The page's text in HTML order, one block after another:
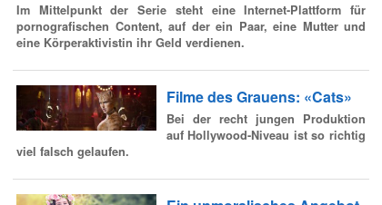
Im Mittelpunkt der Serie steht eine Internet-Plattform für
pornografischen Content, auf der ein Paar, eine Mutter und
eine Körperaktivistin ihr Geld verdienen.
Filme des Grauens: «Cats»
Bei der recht jungen Produktion
auf Hollywood-Niveau ist so richtig
viel falsch gelaufen.